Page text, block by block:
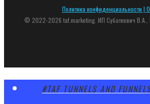
Политика конфиденциальности |
© 2022-2026 taf.marketing. ИП Субаткевич
Close
#TAF TUNNELS AND